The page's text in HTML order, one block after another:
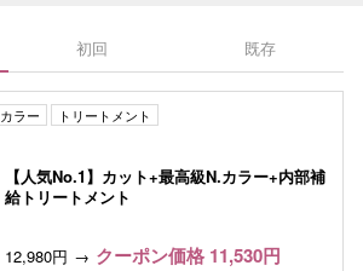
初回 既存
カラー トリートメント
【人気No.1】カット+最高級N.カラー+内部補
給トリートメント
12,980円 クーポン価格 11,530円